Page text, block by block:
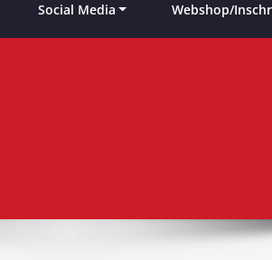
Social Media Webshop/